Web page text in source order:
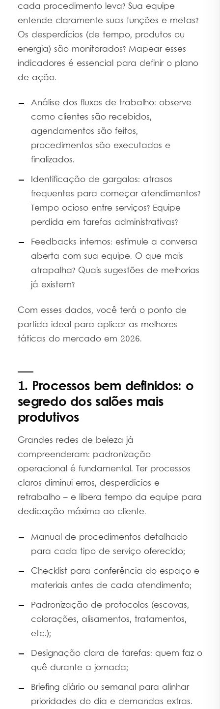
cada procedimento leva? Sua equipe
entende claramente suas funções e metas?
Os desperdícios (de tempo, produtos ou
energia) são monitorados? Mapear esses
indicadores é essencial para definir o plano
de ação.
Análise dos fluxos de trabalho: observe
como clientes são recebidos,
agendamentos são feitos,
procedimentos são executados e
finalizados.
Identificação de gargalos: atrasos
frequentes para começar atendimentos?
Tempo ocioso entre serviços? Equipe
perdida em tarefas administrativas?
Feedbacks internos: estimule a conversa
aberta com sua equipe. O que mais
atrapalha? Quais sugestões de melhorias
já existem?
Com esses dados, você terá o ponto de
partida ideal para aplicar as melhores
táticas do mercado em 2026.
1. Processos bem definidos: o
segredo dos salões mais
produtivos
Grandes redes de beleza já
compreenderam: padronização
operacional é fundamental. Ter processos
claros diminui erros, desperdícios e
retrabalho – e libera tempo da equipe para
dedicação máxima ao cliente.
Manual de procedimentos detalhado
para cada tipo de serviço oferecido;
Checklist para conferência do espaço e
materiais antes de cada atendimento;
Padronização de protocolos (escovas,
colorações, alisamentos, tratamentos,
etc.);
Designação clara de tarefas: quem faz o
quê durante a jornada;
Briefing diário ou semanal para alinhar
prioridades do dia e demandas extras.